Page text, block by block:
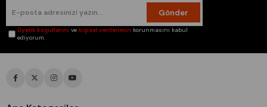
Gönder
Üyelik koşullarını vekişisel verilerimin korunmasını kabul
ediyorum.